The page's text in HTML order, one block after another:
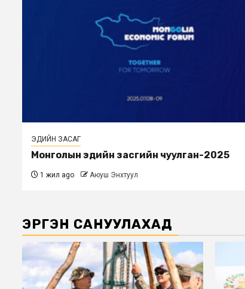
ЭДИЙН ЗАСАГ
Монголын эдийн засгийн чуулган-2025
1 жил ago Аюуш Энхтуул
ЭРГЭН САНУУЛАХАД